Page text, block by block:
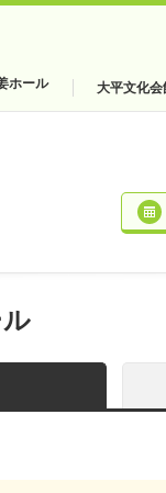
ホール 大平文化会